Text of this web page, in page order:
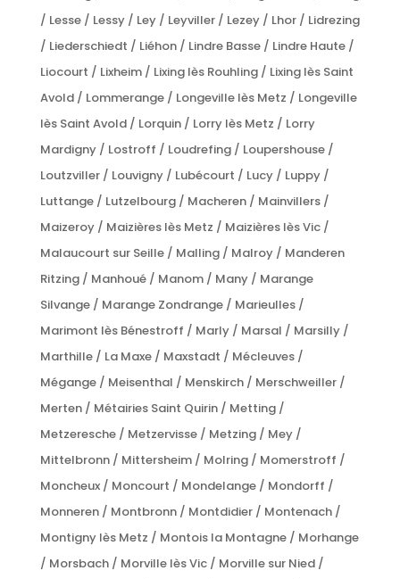
/ Lesse / Lessy / Ley / Leyviller / Lezey / Lhor / Lidrezing
/ Liederschiedt / Liéhon / Lindre Basse / Lindre Haute /
Liocourt / Lixheim / Lixing lès Rouhling / Lixing lès Saint
Avold / Lommerange / Longeville lès Metz / Longeville
lès Saint Avold / Lorquin / Lorry lès Metz / Lorry
Mardigny / Lostroff / Loudrefing / Loupershouse /
Loutzviller / Louvigny / Lubécourt / Lucy / Luppy /
Luttange / Lutzelbourg / Macheren / Mainvillers /
Maizeroy / Maizières lès Metz / Maizières lès Vic /
Malaucourt sur Seille / Malling / Malroy / Manderen
Ritzing / Manhoué / Manom / Many / Marange
Silvange / Marange Zondrange / Marieulles /
Marimont lès Bénestroff / Marly / Marsal / Marsilly /
Marthille / La Maxe / Maxstadt / Mécleuves /
Mégange / Meisenthal / Menskirch / Merschweiller /
Merten / Métairies Saint Quirin / Metting /
Metzeresche / Metzervisse / Metzing / Mey /
Mittelbronn / Mittersheim / Molring / Momerstroff /
Moncheux / Moncourt / Mondelange / Mondorff /
Monneren / Montbronn / Montdidier / Montenach /
Montigny lès Metz / Montois la Montagne / Morhange
/ Morsbach / Morville lès Vic / Morville sur Nied /